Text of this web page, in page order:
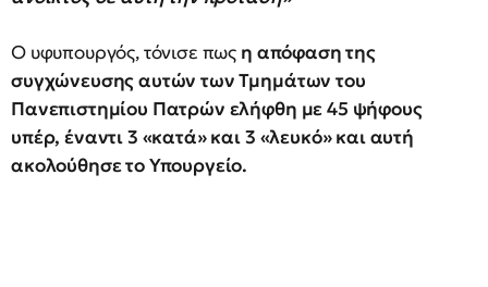
Ο υφυπουργός, τόνισε πως η απόφαση της
συγχώνευσης αυτών των Τμημάτων του
Πανεπιστημίου Πατρών ελήφθη με 45 ψήφους
υπέρ, έναντι 3 «κατά» και 3 «λευκό» και αυτή
ακολούθησε το Υπουργείο.